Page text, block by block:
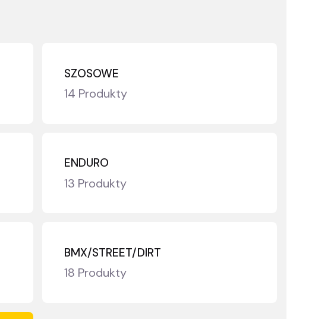
SZOSOWE
14 Produkty
ENDURO
13 Produkty
BMX/STREET/DIRT
18 Produkty